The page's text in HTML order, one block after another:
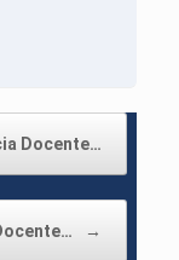
Docente…
→